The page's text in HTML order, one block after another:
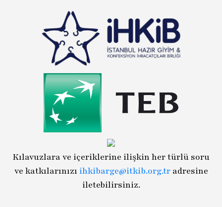
Kılavuzlara ve içeriklerine ilişkin her türlü soru
ve katkılarınızıihkibarge@itkib.org.tradresine
iletebilirsiniz.